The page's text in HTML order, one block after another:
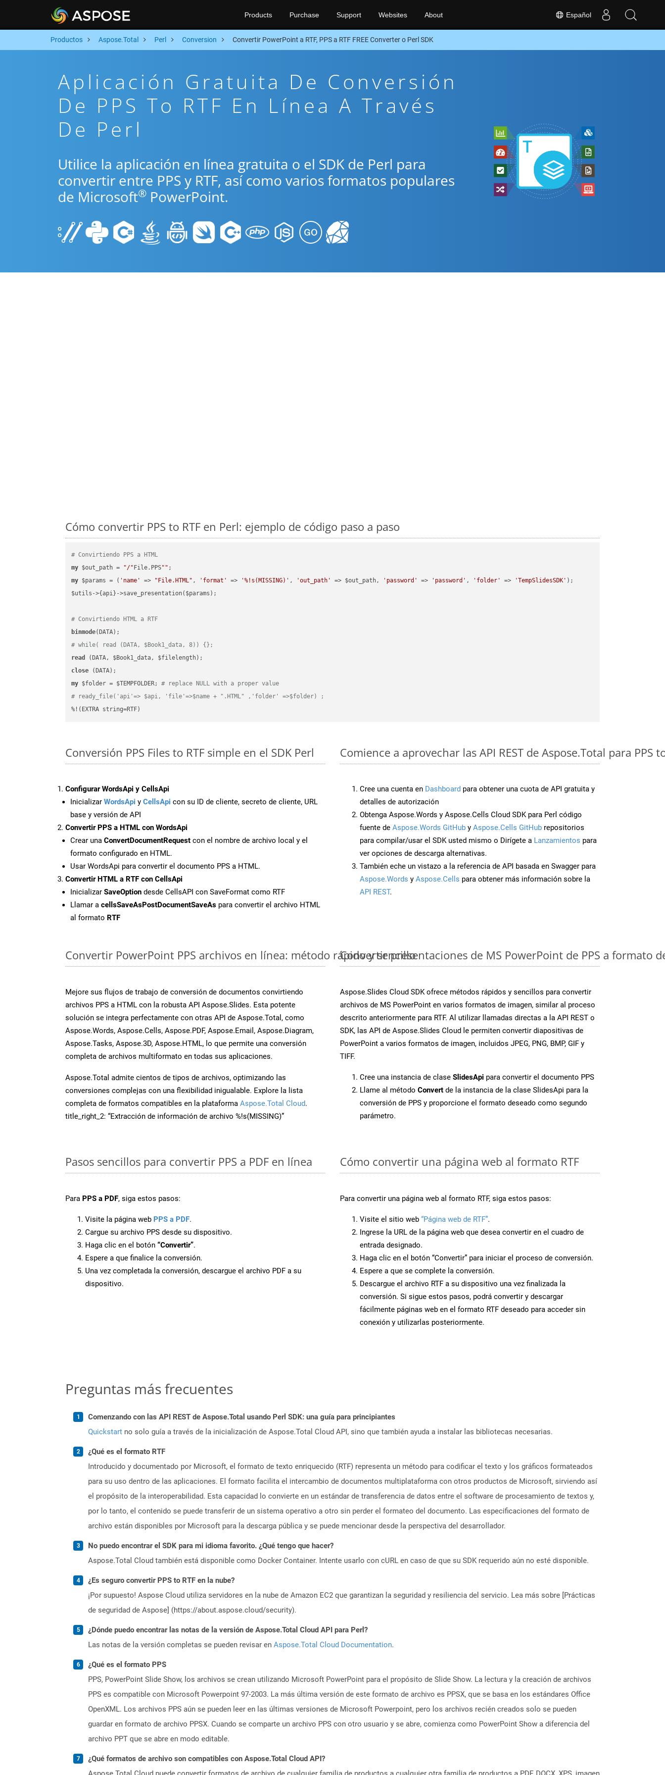
Español
Products Purchase Support Websites About
Productos Aspose.Total Perl Conversion Convertir PowerPoint a RTF, PPS a RTF FREE Converter o Perl SDK
Aplicación Gratuita De Conversión
De PPS To RTF En Línea A Través
De Perl
Utilice la aplicación en línea gratuita o el SDK de Perl para
convertir entre PPS y RTF, así como varios formatos populares
de Microsoft® PowerPoint.
Cómo convertir PPS to RTF en Perl: ejemplo de código paso a paso
# Convirtiendo PPS a HTML
my $out_path = "/" File.PPS""
my $params = ( 'name' => "File.HTML" , 'format' => '%!s(MISSING)' , 'out_path' => $out_path, 'password' => 'password' , 'folder' => 'TempSlidesSDK' );
$utils->{api}->save_presentation($params);
# Convirtiendo HTML a RTF
binmode
# while( read (DATA, $Book1_data, 8)) {};
read
close
my $folder = $TEMPFOLDER; # replace NULL with a proper value
# ready_file('api'=> $api, 'file'=>$name + ".HTML" ,'folder' =>$folder) ;
%!(EXTRA string=RTF)
Conversión PPS Files to RTF simple en el SDK Perl
Configurar WordsApi y CellsApi
Inicializar WordsApi y CellsApi con su ID de cliente, secreto de cliente, URL
base y versión de API
Convertir PPS a HTML con WordsApi
Crear una ConvertDocumentRequest con el nombre de archivo local y el
formato configurado en HTML.
Usar WordsApi para convertir el documento PPS a HTML.
Convertir HTML a RTF con CellsApi
Inicializar SaveOption desde CellsAPI con SaveFormat como RTF
Llamar a cellsSaveAsPostDocumentSaveAs para convertir el archivo HTML
al formato RTF
Comience a aprovechar las API REST de Aspose.Total para PPS
Cree una cuenta en Dashboard para obtener una cuota de API gratuita y
detalles de autorización
Obtenga Aspose.Words y Aspose.Cells Cloud SDK para Perl código
fuente de Aspose.Words GitHub y Aspose.Cells GitHub repositorios
para compilar/usar el SDK usted mismo o Dirígete a Lanzamientos para
ver opciones de descarga alternativas.
También eche un vistazo a la referencia de API basada en Swagger para
Aspose.Words y Aspose.Cells para obtener más información sobre la
API REST.
Convertir PowerPoint PPS archivos en línea: método rápido y sencillo
Mejore sus flujos de trabajo de conversión de documentos convirtiendo
archivos PPS a HTML con la robusta API Aspose.Slides. Esta potente
solución se integra perfectamente con otras API de Aspose.Total, como
Aspose.Words, Aspose.Cells, Aspose.PDF, Aspose.Email, Aspose.Diagram,
Aspose.Tasks, Aspose.3D, Aspose.HTML, lo que permite una conversión
completa de archivos multiformato en todas sus aplicaciones.
Aspose.Total admite cientos de tipos de archivos, optimizando las
conversiones complejas con una flexibilidad inigualable. Explore la lista
completa de formatos compatibles en la plataforma Aspose.Total Cloud.
title_right_2: “Extracción de información de archivo %!s(MISSING)”
Convertir presentaciones de MS PowerPoint de PPS a formato
Aspose.Slides Cloud SDK ofrece métodos rápidos y sencillos para convertir
archivos de MS PowerPoint en varios formatos de imagen, similar al proceso
descrito anteriormente para RTF. Al utilizar llamadas directas a la API REST o
SDK, las API de Aspose.Slides Cloud le permiten convertir diapositivas de
PowerPoint a varios formatos de imagen, incluidos JPEG, PNG, BMP, GIF y
TIFF.
Cree una instancia de clase SlidesApi para convertir el documento PPS
Llame al método Convert de la instancia de la clase SlidesApi para la
conversión de PPS y proporcione el formato deseado como segundo
parámetro.
Pasos sencillos para convertir PPS a PDF en línea
Para PPS a PDF, siga estos pasos:
Visite la página web PPS a PDF.
Cargue su archivo PPS desde su dispositivo.
Haga clic en el botón “Convertir”.
Espere a que finalice la conversión.
Una vez completada la conversión, descargue el archivo PDF a su
dispositivo.
Cómo convertir una página web al formato RTF
Para convertir una página web al formato RTF, siga estos pasos:
Visite el sitio web “Página web de RTF”.
Ingrese la URL de la página web que desea convertir en el cuadro de
entrada designado.
Haga clic en el botón “Convertir” para iniciar el proceso de conversión.
Espere a que se complete la conversión.
Descargue el archivo RTF a su dispositivo una vez finalizada la
conversión. Si sigue estos pasos, podrá convertir y descargar
fácilmente páginas web en el formato RTF deseado para acceder sin
conexión y utilizarlas posteriormente.
Preguntas más frecuentes
Comenzando con las API REST de Aspose.Total usando Perl SDK: una guía para principiantes
Quickstart no solo guía a través de la inicialización de Aspose.Total Cloud API, sino que también ayuda a instalar las bibliotecas necesarias.
¿Qué es el formato RTF
Introducido y documentado por Microsoft, el formato de texto enriquecido (RTF) representa un método para codificar el texto y los gráficos formateados
para su uso dentro de las aplicaciones. El formato facilita el intercambio de documentos multiplataforma con otros productos de Microsoft, sirviendo así
el propósito de la interoperabilidad. Esta capacidad lo convierte en un estándar de transferencia de datos entre el software de procesamiento de textos y,
por lo tanto, el contenido se puede transferir de un sistema operativo a otro sin perder el formateo del documento. Las especificaciones del formato de
archivo están disponibles por Microsoft para la descarga pública y se puede mencionar desde la perspectiva del desarrollador.
No puedo encontrar el SDK para mi idioma favorito. ¿Qué tengo que hacer?
Aspose.Total Cloud también está disponible como Docker Container. Intente usarlo con cURL en caso de que su SDK requerido aún no esté disponible.
¿Es seguro convertir PPS to RTF en la nube?
¡Por supuesto! Aspose Cloud utiliza servidores en la nube de Amazon EC2 que garantizan la seguridad y resiliencia del servicio. Lea más sobre [Prácticas
de seguridad de Aspose] (https://about.aspose.cloud/security).
¿Dónde puedo encontrar las notas de la versión de Aspose.Total Cloud API para Perl?
Las notas de la versión completas se pueden revisar en Aspose.Total Cloud Documentation.
¿Qué es el formato PPS
PPS, PowerPoint Slide Show, los archivos se crean utilizando Microsoft PowerPoint para el propósito de Slide Show. La lectura y la creación de archivos
PPS es compatible con Microsoft Powerpoint 97-2003. La más última versión de este formato de archivo es PPSX, que se basa en los estándares Office
OpenXML. Los archivos PPS aún se pueden leer en las últimas versiones de Microsoft Powerpoint, pero los archivos recién creados solo se pueden
guardar en formato de archivo PPSX. Cuando se comparte un archivo PPS con otro usuario y se abre, comienza como PowerPoint Show a diferencia del
archivo PPT que se abre en modo editable.
¿Qué formatos de archivo son compatibles con Aspose.Total Cloud API?